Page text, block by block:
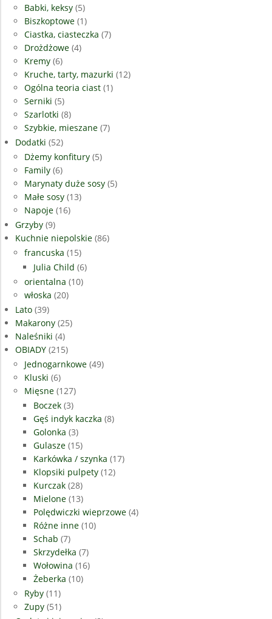
Babki, keksy (5)
Biszkoptowe (1)
Ciastka, ciasteczka (7)
Drożdżowe (4)
Kremy (6)
Kruche, tarty, mazurki (12)
Ogólna teoria ciast (1)
Serniki (5)
Szarlotki (8)
Szybkie, mieszane (7)
Dodatki (52)
Dżemy konfitury (5)
Family (6)
Marynaty duże sosy (5)
Małe sosy (13)
Napoje (16)
Grzyby (9)
Kuchnie niepolskie (86)
francuska (15)
Julia Child (6)
orientalna (10)
włoska (20)
Lato (39)
Makarony (25)
Naleśniki (4)
OBIADY (215)
Jednogarnkowe (49)
Kluski (6)
Mięsne (127)
Boczek (3)
Gęś indyk kaczka (8)
Golonka (3)
Gulasze (15)
Karkówka / szynka (17)
Klopsiki pulpety (12)
Kurczak (28)
Mielone (13)
Polędwiczki wieprzowe (4)
Różne inne (10)
Schab (7)
Skrzydełka (7)
Wołowina (16)
Żeberka (10)
Ryby (11)
Zupy (51)